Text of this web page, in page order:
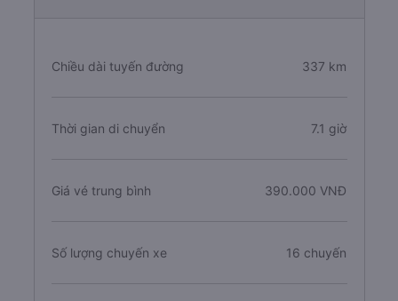
Chiều dài tuyến đường 337 km
Thời gian di chuyển 7.1 giờ
Giá vé trung bình 390.000 VNĐ
Số lượng chuyến xe 16 chuyến